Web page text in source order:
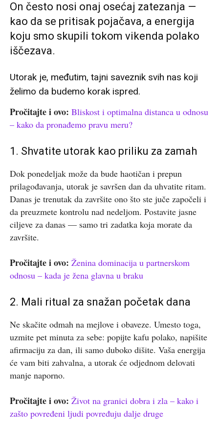
On često nosi onaj osećaj zatezanja —
kao da se pritisak pojačava, a energija
koju smo skupili tokom vikenda polako
iščezava.
Utorak je, međutim, tajni saveznik svih nas koji
želimo da budemo korak ispred.
Pročitajte i ovo: Bliskost i optimalna distanca u odnosu
– kako da pronađemo pravu meru?
1. Shvatite utorak kao priliku za zamah
Dok ponedeljak može da bude haotičan i prepun
prilagođavanja, utorak je savršen dan da uhvatite ritam.
Danas je trenutak da završite ono što ste juče započeli i
da preuzmete kontrolu nad nedeljom. Postavite jasne
ciljeve za danas — samo tri zadatka koja morate da
završite.
Pročitajte i ovo: Ženina dominacija u partnerskom
odnosu – kada je žena glavna u braku
2. Mali ritual za snažan početak dana
Ne skačite odmah na mejlove i obaveze. Umesto toga,
uzmite pet minuta za sebe: popijte kafu polako, napišite
afirmaciju za dan, ili samo duboko dišite. Vaša energija
će vam biti zahvalna, a utorak će odjednom delovati
manje naporno.
Pročitajte i ovo: Život na granici dobra i zla – kako i
zašto povređeni ljudi povređuju dalje druge